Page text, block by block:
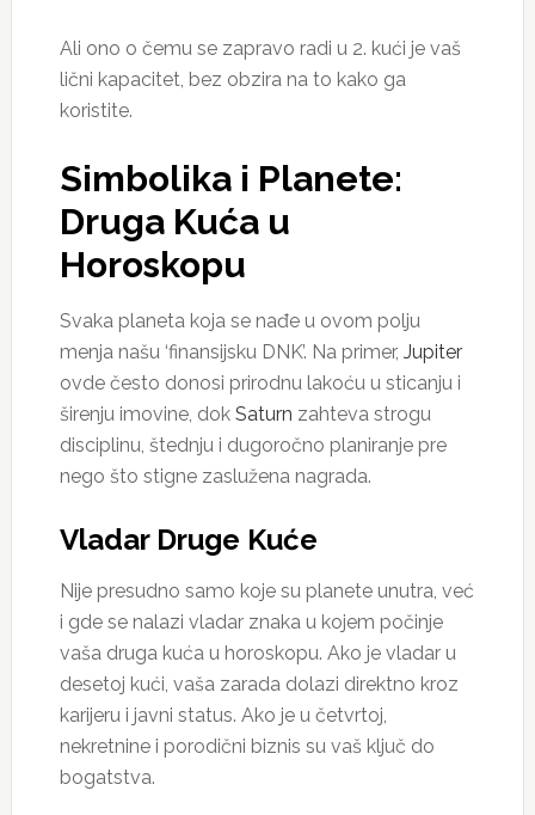
Ali ono o čemu se zapravo radi u 2. kući je vaš
lični kapacitet, bez obzira na to kako ga
koristite.
Simbolika i Planete:
Druga Kuća u
Horoskopu
Svaka planeta koja se nađe u ovom polju
menja našu ‘finansijsku DNK’. Na primer, Jupiter
ovde često donosi prirodnu lakoću u sticanju i
širenju imovine, dok Saturn zahteva strogu
disciplinu, štednju i dugoročno planiranje pre
nego što stigne zaslužena nagrada.
Vladar Druge Kuće
Nije presudno samo koje su planete unutra, već
i gde se nalazi vladar znaka u kojem počinje
vaša druga kuća u horoskopu. Ako je vladar u
desetoj kući, vaša zarada dolazi direktno kroz
karijeru i javni status. Ako je u četvrtoj,
nekretnine i porodični biznis su vaš ključ do
bogatstva.